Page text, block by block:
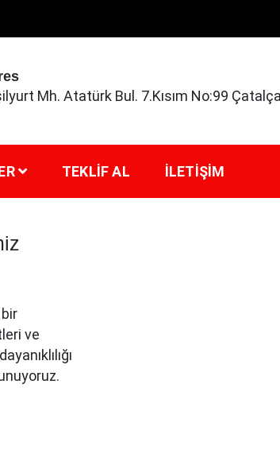
Mh. Atatürk Bul. 7.Kısım No:99
TEKLIF AL İLETIŞIM
ve